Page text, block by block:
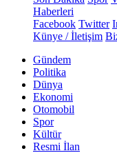
Haberleri
Facebook Twitter
Künye / İletişim
Gündem
Politika
Dünya
Ekonomi
Otomobil
Spor
Kültür
Resmi İlan